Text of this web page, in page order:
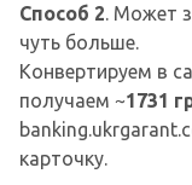
Способ 2. Может
чуть больше.
Конвертируем в
получаем ~1731
карточку.